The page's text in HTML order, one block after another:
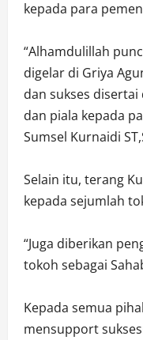
kepada para
“Alhamdulillah
digelar di Griya
dan sukses
dan piala kepada
Sumsel Kurnaidi
Selain itu, terang
kepada sejumlah
“Juga diberikan
tokoh sebagai
Kepada semua
mensupport